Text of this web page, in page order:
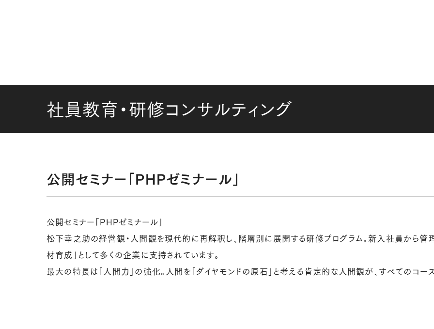
社員教育・研修コンサルティング
公開セミナー「PHPゼミナール」
公開セミナー「PHPゼミナール」
松下幸之助の経営観・人間観を現代的に再解釈し、階層別に展開する研修プログラム。新入社員から管
材育成」として多くの企業に支持されています。
最大の特長は「人間力」の強化。人間を「ダイヤモンドの原石」と考える肯定的な人間観が、すべてのコー